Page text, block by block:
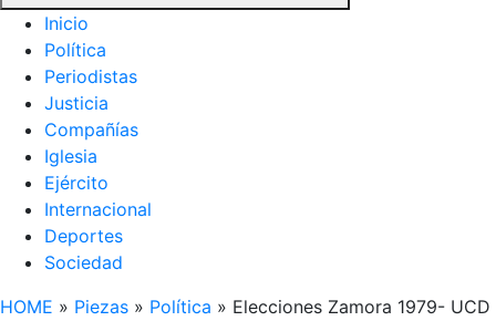
Inicio
Política
Periodistas
Justicia
Compañías
Iglesia
Ejército
Internacional
Deportes
Sociedad
HOME » Piezas » Política » Elecciones Zamora 1979- UCD